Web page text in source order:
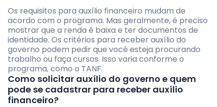
Os requisitos para auxílio financeiro mudam de
acordo com o programa. Mas geralmente, é preciso
mostrar que a renda é baixa e ter documentos de
identidade. Os critérios para receber auxílio do
governo podem pedir que você esteja procurando
trabalho ou faça cursos. Isso varia conforme o
programa, como o TANF.
Como solicitar auxílio do governo e quem
pode se cadastrar para receber auxílio
financeiro?